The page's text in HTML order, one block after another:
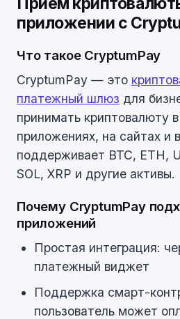
приложении с
Что такое CryptumPay
CryptumPay — это
платежный шлюз для
принимать криптовалюту
приложениях, на сайтах и
поддерживает BTC, ETH,
SOL, XRP и другие активы.
Почему CryptumPay
приложений
Простая интеграция:
платежный виджет
Поддержка смарт-
пользователь может